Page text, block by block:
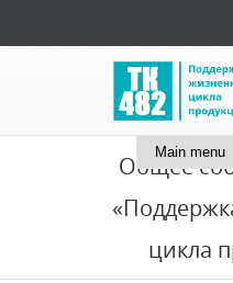
+7
Общее
цикла